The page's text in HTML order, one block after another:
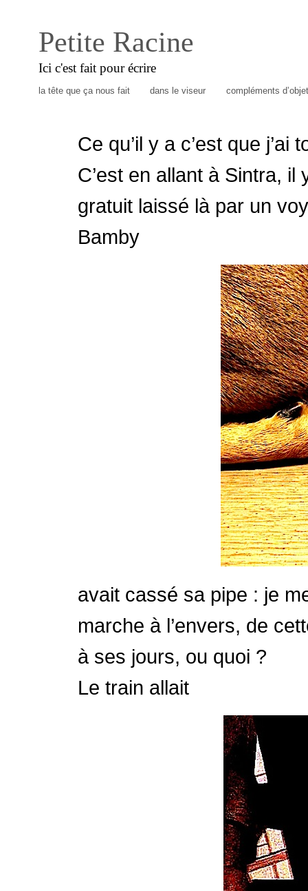
Petite Racine
Ici c'est fait pour écrire
la tête que ça nous fait dans le viseur compléments
Ce qu’il y a c’est que
C’est en allant à Sintra,
gratuit laissé là par un
Bamby
avait cassé sa pipe : je
marche à l’envers, de
à ses jours, ou quoi ?
Le train allait